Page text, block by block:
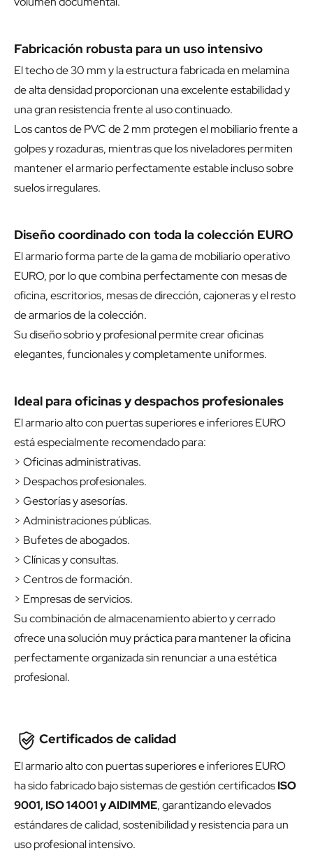
Fabricación robusta para un uso intensivo
El techo de 30 mm y la estructura fabricada en melamina
de alta densidad proporcionan una excelente estabilidad y
una gran resistencia frente al uso continuado.
Los cantos de PVC de 2 mm protegen el mobiliario frente a
golpes y rozaduras, mientras que los niveladores permiten
mantener el armario perfectamente estable incluso sobre
suelos irregulares.
Diseño coordinado con toda la colección EURO
El armario forma parte de la gama de mobiliario operativo
EURO, por lo que combina perfectamente con mesas de
oficina, escritorios, mesas de dirección, cajoneras y el resto
de armarios de la colección.
Su diseño sobrio y profesional permite crear oficinas
elegantes, funcionales y completamente uniformes.
Ideal para oficinas y despachos profesionales
El armario alto con puertas superiores e inferiores EURO
está especialmente recomendado para:
> Oficinas administrativas.
> Despachos profesionales.
> Gestorías y asesorías.
> Administraciones públicas.
> Bufetes de abogados.
> Clínicas y consultas.
> Centros de formación.
> Empresas de servicios.
Su combinación de almacenamiento abierto y cerrado
ofrece una solución muy práctica para mantener la oficina
perfectamente organizada sin renunciar a una estética
profesional.
Certificados de calidad
El armario alto con puertas superiores e inferiores EURO
ha sido fabricado bajo sistemas de gestión certificadosISO
9001, ISO 14001 y AIDIMME, garantizando elevados
estándares de calidad, sostenibilidad y resistencia para un
uso profesional intensivo.